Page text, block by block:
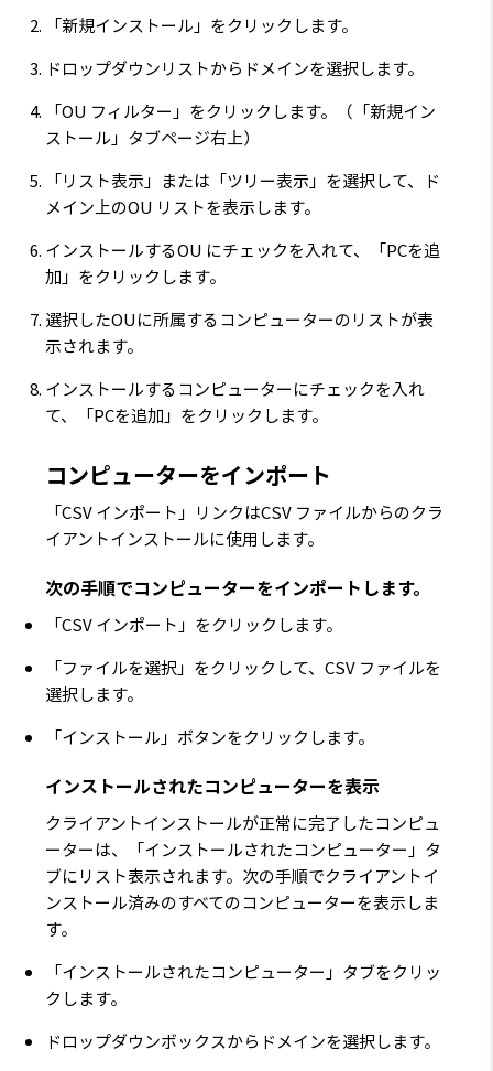
「新規インストール」をクリックします。
ドロップダウンリストからドメインを選択します。
「OU フィルター」をクリックします。（「新規イン
ストール」タブページ右上）
「リスト表示」または「ツリー表示」を選択して、ド
メイン上のOU リストを表示します。
インストールするOU にチェックを入れて、「PCを追
加」をクリックします。
選択したOUに所属するコンピューターのリストが表
示されます。
インストールするコンピューターにチェックを入れ
て、「PCを追加」をクリックします。
コンピューターをインポート
「CSV インポート」リンクはCSV ファイルからのクラ
イアントインストールに使用します。
次の手順でコンピューターをインポートします。
「CSV インポート」をクリックします。
「ファイルを選択」をクリックして、CSV ファイルを
選択します。
「インストール」ボタンをクリックします。
インストールされたコンピューターを表示
クライアントインストールが正常に完了したコンピュ
ーターは、「インストールされたコンピューター」タ
ブにリスト表示されます。次の手順でクライアントイ
ンストール済みのすべてのコンピューターを表示しま
す。
「インストールされたコンピューター」タブをクリッ
クします。
ドロップダウンボックスからドメインを選択します。